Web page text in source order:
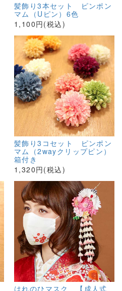
髪飾り3本セット ピンポン
マム（Uピン）6色
1,100円(税込)
髪飾り3コセット ピンポン
マム（2wayクリップピン）
箱付き
1,320円(税込)
はれのひマスク 【成人式